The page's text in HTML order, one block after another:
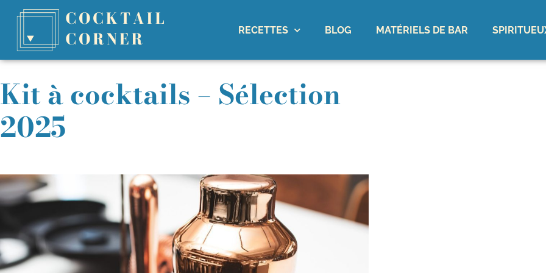
RECETTES BLOG MATÉRIELS DE BAR
Kit à cocktails – Sélection
2025